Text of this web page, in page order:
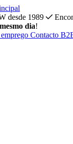
desde 1989
mesmo dia!
Contacto